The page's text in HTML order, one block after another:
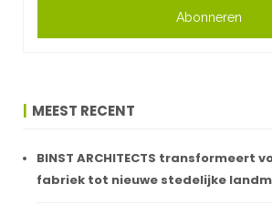
Abonneren
MEEST RECENT
BINST ARCHITECTS transformeert
fabriek tot nieuwe stedelijke